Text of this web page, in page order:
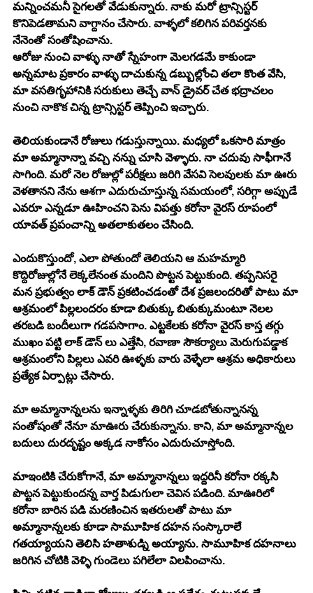
మన్నించమనీ సైగలతో వేడుకున్నారు. నాకు మరో ట్రాన్సిస్టర్
కొనిపెడతామని వాగ్దానం చేసారు. వాళ్ళలో కలిగిన పరివర్తనకు
నేనెంతో సంతోషించాను.
ఆరోజు నుంచి వాళ్ళు నాతో స్నేహంగా మెలగడమే కాకుండా
అన్నమాట ప్రకారం వాళ్ళు దాచుకున్న డబ్బుల్లోంచి తలా కొంత వేసి,
మా వసతిగృహానికి సరుకులు తెచ్చే వాన్ డ్రైవర్ చేత భద్రాచలం
నుంచి నాకొక చిన్న ట్రాన్సిస్టర్ తెప్పించి ఇచ్చారు.
తెలియకుండానే రోజులు గడుస్తున్నాయి. మధ్యలో ఒకసారి మాత్రం
మా అమ్మానాన్నా వచ్చి నన్ను చూసి వెళ్ళారు. నా చదువు సాఫీగానే
సాగింది. మరో నెల రోజుల్లో పరీక్షలు జరిగి వేసవి సెలవులకు మా ఊరు
వెళతానని నేను ఆశగా ఎదురుచూస్తున్న సమయంలో, సరిగ్గా అప్పుడే
ఎవరూ ఎన్నడూ ఊహించని పెను విపత్తు కరోనా వైరస్ రూపంలో
యావత్ ప్రపంచాన్ని అతలాకుతలం చేసింది.
ఎందుకొస్తుందో, ఎలా పోతుందో తెలియని ఆ మహమ్మారి
కొద్దిరోజుల్లోనే లెక్కలేనంత మందిని పొట్టన పెట్టుకుంది. తప్పనిసరై
మన ప్రభుత్వం లాక్ డౌన్ ప్రకటించడంతో దేశ ప్రజలందరితో పాటు మా
ఆశ్రమంలో పిల్లలందరం కూడా బితుక్కు బితుక్కుమంటూ నెలల
తరబడి బందీలుగా గడపసాగాం. ఎట్టకేలకు కరోనా వైరస్ కాస్త తగ్గు
ముఖం పట్టి లాక్ డౌన్ లు ఎత్తేసి, రవాణా సౌకర్యాలు మెరుగుపడ్డాక
ఆశ్రమంలోని పిల్లలు ఎవరి ఊళ్ళకు వారు వెళ్ళేలా ఆశ్రమ అధికారులు
ప్రత్యేక ఏర్పాట్లు చేసారు.
మా అమ్మానాన్నలను ఇన్నాళ్ళకు తిరిగి చూడబోతున్నానన్న
సంతోషంతో నేనూ మాఊరు చేరుకున్నాను. కాని, మా అమ్మానాన్నల
బదులు దురదృష్టం అక్కడ నాకోసం ఎదురుచూస్తోంది.
మాఇంటికి చేరుకోగానే, మా అమ్మానాన్నలు ఇద్దరినీ కరోనా రక్కసి
పొట్టన పెట్టుకుందన్న వార్త పిడుగులా చెవిన పడింది. మాఊరిలో
కరోనా బారిన పడి మరణించిన ఇతరులతో పాటు మా
అమ్మానాన్నలకు కూడా సామూహిక దహన సంస్కారాలే
గతయ్యాయని తెలిసి హతాశుడ్ని అయ్యాను. సామూహిక దహనాలు
జరిగిన చోటికి వెళ్ళి గుండెలు పగిలేలా విలపించాను.